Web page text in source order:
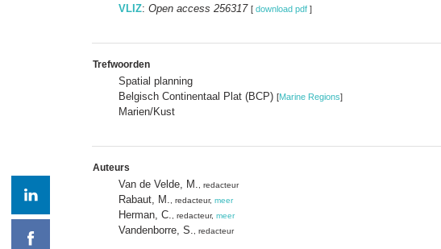
VLIZ: Open access 256317 [ download pdf ]
Trefwoorden
Spatial planning
Belgisch Continentaal Plat (BCP) [Marine Regions]
Marien/Kust
Auteurs
Van de Velde, M. , redacteur
Rabaut, M. , redacteur, meer
Herman, C. , redacteur, meer
Vandenborre, S. , redacteur